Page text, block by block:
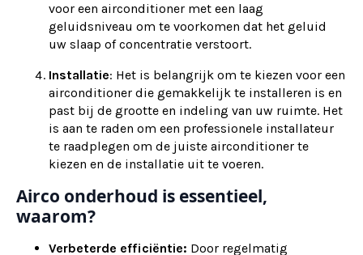
voor een airconditioner met een laag
geluidsniveau om te voorkomen dat het geluid
uw slaap of concentratie verstoort.
Installatie: Het is belangrijk om te kiezen voor een
airconditioner die gemakkelijk te installeren is en
past bij de grootte en indeling van uw ruimte. Het
is aan te raden om een professionele installateur
te raadplegen om de juiste airconditioner te
kiezen en de installatie uit te voeren.
Airco onderhoud is essentieel,
waarom?
Verbeterde efficiëntie: Door regelmatig